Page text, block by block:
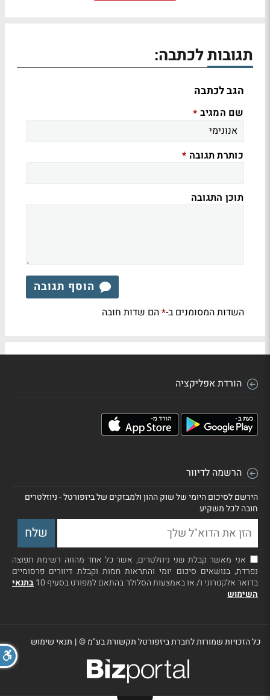
תגובות לכתבה:
הגב לכתבה
שם המגיב *
כותרת תגובה *
תוכן התגובה
הוסף תגובה
השדות המסומנים ב-*הם שדות חובה
הורדת אפליקציה
הרשמה לדיוור
הירשם לסיכום היומי של שוק ההון ולמבזקים של ביזפורטל - ניוזלטרים
חובה לכל משקיע
אני מאשר קבלת שני ניוזלטרים, אשר כל אחד מהווה רשימת תפוצה
נפרדת, בנושאים סיכום יומי והתראות חמות וקבלת דיוורים פרסומיים
בדואר אלקטרוני ו/ או באמצעות הסלולר בהתאם למפורט בסעיף 10
בתנאי
השימוש
כל הזכויות שמורות לחברת ביזפורטל תקשורת בע"מ ©| תנאי שימוש